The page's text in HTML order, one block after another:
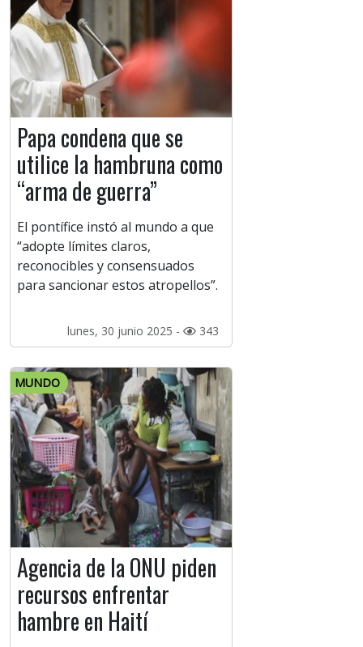
Papa condena que se
utilice la hambruna como
“arma de guerra”
El pontífice instó al mundo a que
“adopte límites claros,
reconocibles y consensuados
para sancionar estos atropellos”.
lunes, 30 junio 2025 - 343
MUNDO
Agencia de la ONU piden
recursos enfrentar
hambre en Haití